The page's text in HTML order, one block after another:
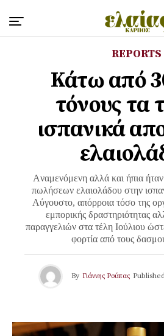
REPORTS
Κάτω από
τόνους τα
ισπανικά
Aναμενόμενη αλλά και ήπια
πωλήσεων ελαιολάδου στην
Αύγουστο, απόρροια τόσο της
εμπορικής δραστηριότητας
παραγγελιών στα τέλη Ιούλιου
φορτία από τους
By Γιάννης Ρούπας